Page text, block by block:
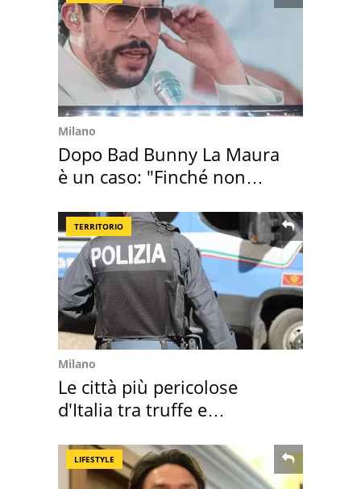
Milano
Dopo Bad Bunny La Maura
è un caso: "Finché non
TERRITORIO
Milano
Le città più pericolose
d'Italia tra truffe e
LIFESTYLE